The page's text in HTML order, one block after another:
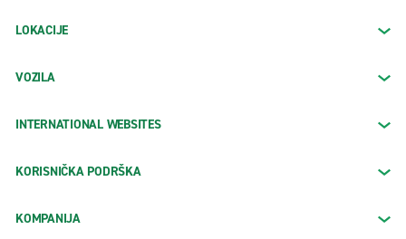
LOKACIJE
VOZILA
INTERNATIONAL WEBSITES
KORISNIČKA PODRŠKA
KOMPANIJA